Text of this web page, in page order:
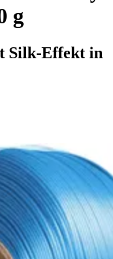
g
Silk-Effekt in